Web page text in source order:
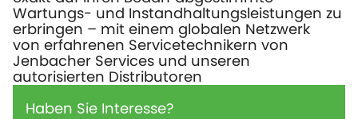
Wartungs- und Instandhaltungsleistungen zu
erbringen – mit einem globalen Netzwerk
von erfahrenen Servicetechnikern von
Jenbacher Services und unseren
autorisierten Distributoren
Haben Sie Interesse?